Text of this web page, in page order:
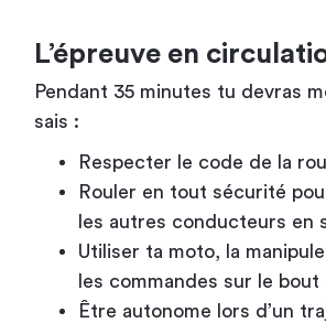
L’épreuve en
Pendant 35 minutes tu devras
sais :
Respecter le code de la
Rouler en tout sécurité
les autres conducteurs en
Utiliser ta moto, la
les commandes sur le
Être autonome lors d’un